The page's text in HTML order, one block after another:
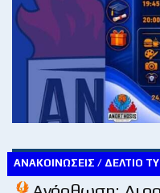
ΑΝΑΚΟΙΝΏΣΕΙΣ / ΔΕΛΤΊΟ